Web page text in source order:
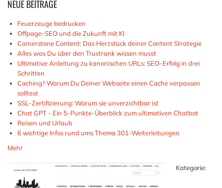
NEUEBEITRÄGE
Feuerzeuge bedrucken
Offpage-SEO und die Zukunft mit KI
Cornerstone Content: Das Herzstück deiner Content Strategie
Alles was Du über den Trustrank wissen musst
Ultimative Anleitung zu kanonischen URLs: SEO-Erfolg in drei
Schritten
Caching? Warum Du Deiner Webseite einen Cache verpassen
solltest
SSL-Zertifizierung: Warum sie unverzichtbar ist
Chat GPT - Ein 5-Punkte-Überblick zum ultimativen Chatbot
Reisen und Urlaub
6 wichtige Infos rund ums Thema 301-Weiterleitungen
Mehr
Kategorie: